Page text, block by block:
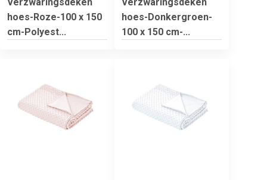
hoes-Roze-100 x 150
cm-Polyest...
hoes-Donkergroen-
100 x 150 cm-...